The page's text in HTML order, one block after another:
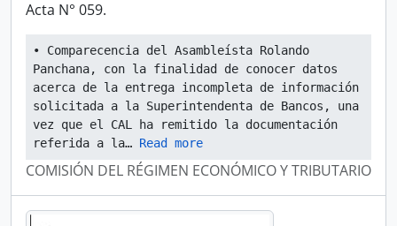
Acta N° 059.
• Comparecencia del Asambleísta Rolando
Panchana, con la finalidad de conocer datos
acerca de la entrega incompleta de información
solicitada a la Superintendenta de Bancos, una
vez que el CAL ha remitido la documentación
referida a la… Read more
COMISIÓN DEL RÉGIMEN ECONÓMICO Y TRIBUTARIO